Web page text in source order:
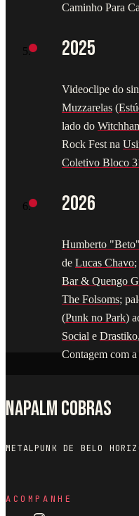
Caminho Para
2025
Videoclipe do
Muzzarelas (
lado do
Rock Fest na
Coletivo Bloco
2026
Humberto
de Lucas Chavo;
Bar & Quengo
The Folsoms;
(Punk no Park)
Social e Drastiko
Contagem com a
NAPALM COBRAS
METALPUNK DE BELO
ACOMPANHE